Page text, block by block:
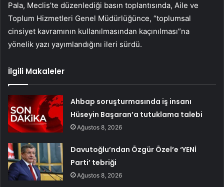
Pala, Meclis’te düzenlediği basın toplantısında, Aile ve
Toplum Hizmetleri Genel Müdürlüğünce, “toplumsal
cinsiyet kavramının kullanılmasından kaçınılması”na
yönelik yazı yayımlandığını ileri sürdü.
İlgili Makaleler
Ahbap soruşturmasında iş insanı
Hüseyin Başaran’a tutuklama talebi
Ağustos 8, 2026
Davutoğlu’ndan Özgür Özel’e ‘YENİ
Parti’ tebriği
Ağustos 8, 2026